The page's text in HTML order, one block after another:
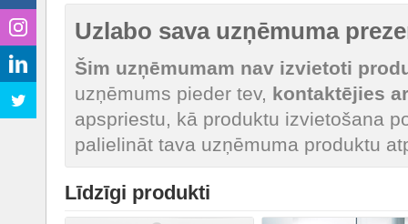
Uzlabo sava uzņēmuma
Šim uzņēmumam nav izvietoti
uzņēmums pieder tev, kontaktējies
apspriestu, kā produktu izvietošana
palielināt tava uzņēmuma produktu
Līdzīgi produkti